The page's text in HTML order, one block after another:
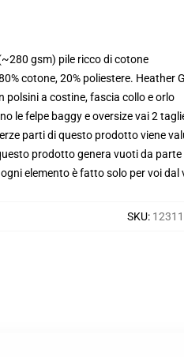
gsm) pile ricco di cotone
cotone, 20% poliestere. Heather
polsini a costine, fascia collo e orlo
le felpe baggy e oversize vai 2
parti di questo prodotto viene
prodotto genera vuoti da
elemento è fatto solo per voi
SKU: